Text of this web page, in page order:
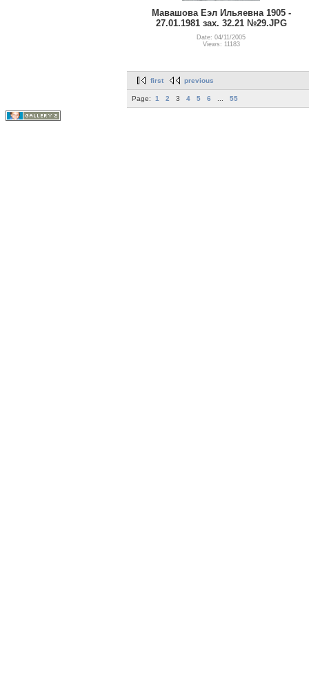
Мавашова Еэл Ильяевна 1905 -
27.01.1981 зах. 32.21 №29.JPG
Date: 04/11/2005
Views: 11183
first previous
Page: 1 2 3 4 5 6 55